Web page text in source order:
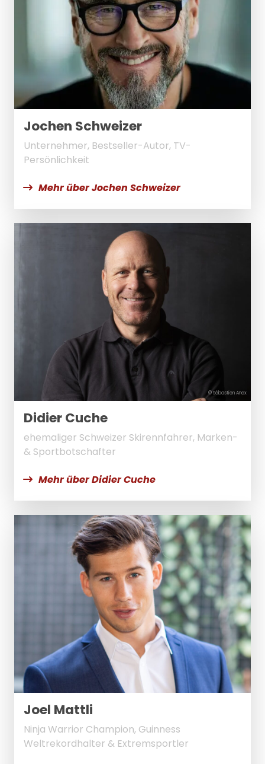
Jochen Schweizer
Unternehmer, Bestseller-Autor, TV-
Persönlichkeit
Mehr über Jochen Schweizer
© Sébastien Anex
Didier Cuche
ehemaliger Schweizer Skirennfahrer, Marken-
& Sportbotschafter
Mehr über Didier Cuche
Joel Mattli
Ninja Warrior Champion, Guinness
Weltrekordhalter & Extremsportler